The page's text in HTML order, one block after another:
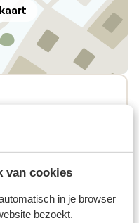
van cookies
in je browser
bezoekt.